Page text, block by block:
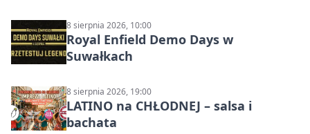
DZŪKIJOS – jednodienė kelionė
8 sierpnia 2026, 10:00
Royal Enfield Demo Days w
Suwałkach
8 sierpnia 2026, 19:00
LATINO na CHŁODNEJ – salsa i
bachata